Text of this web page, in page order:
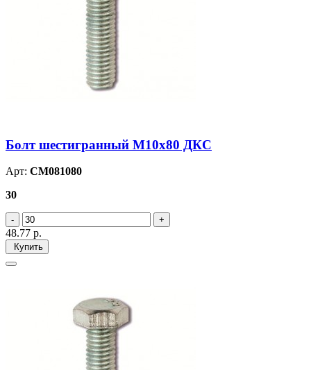
Болт шестигранный М10х80 ДКС
Арт: CM081080
30
48.77 р.
Купить